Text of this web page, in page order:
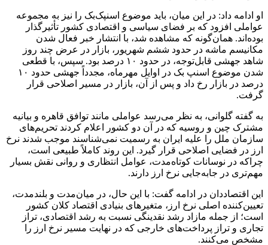
او ادامه داد: در این میان، باید موضوع اسنپک‌بک را نیز به مجموعه
عواملی افزود که بر فضای سیاسی و اقتصادی کشور تأثیرگذار
بوده‌اند. همان‌گونه که مشاهده شد، با انتشار خبر فعال شدن
مکانیسم ماشه در حدود ششم شهریور، بازار در عرض چند روز
شاهد جهشی قابل‌توجه، در حدود ۱۰ درصد بود. سپس، با قطعی
شدن موضوع اسنپ بک در اوایل مهرماه، مجدداً جهشی حدود ۱۰
درصد در بازار رخ داد و پس از آن، بازار در مسیر اصلاحی قرار
گرفت.
به گفته گلوانی، به نظر می‌رسد عواملی مانند توافق قاهره و بیانیه
مشترک چین و روسیه که در آن دو کشور اعلام کردند تحریم‌های
سازمان ملل را علیه ایران به رسمیت نمی‌شناسند موجب شدند نرخ
ارز در فضایی اصلاحی قرار گیرد. این روند کاملاً طبیعی است،
چراکه در نوسانات کوتاه‌مدت، عوامل انتظاری و روانی نقش بسیار
مهم‌تری در جابه‌جایی نرخ ارز دارند.
این اقتصاددان در ادامه گفت: با این حال، در میان‌مدت و بلندمدت،
تعیین‌کننده اصلی نرخ ارز، متغیر‌های بنیادی اقتصاد کلان کشور
است؛ از جمله مازاد رشد نقدینگی نسبت به رشد اقتصادی، تراز
تجاری و تراز پرداخت‌های خارجی که در نهایت مسیر نرخ ارز را
مشخص می‌کنند.